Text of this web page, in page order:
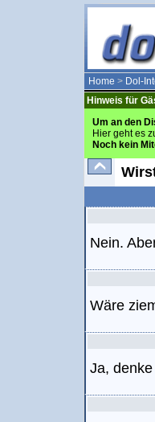
Home > Dol-
Hinweis für
Um an den
Hier geht es
Noch kein
Nein.
Wäre
Ja,